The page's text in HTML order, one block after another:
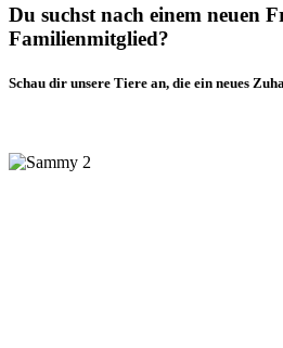
Du suchst nach einem neuen
Familienmitglied?
Schau dir unsere Tiere an, die ein neues